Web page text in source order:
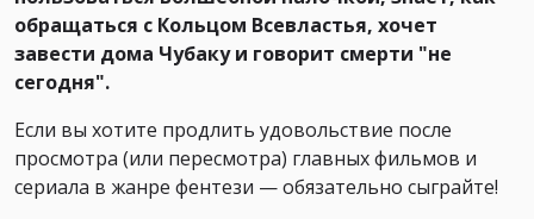
обращаться с Кольцом Всевластья, хочет
завести дома Чубаку и говорит смерти "не
сегодня".
Если вы хотите продлить удовольствие после
просмотра (или пересмотра) главных фильмов и
сериала в жанре фентези — обязательно сыграйте!